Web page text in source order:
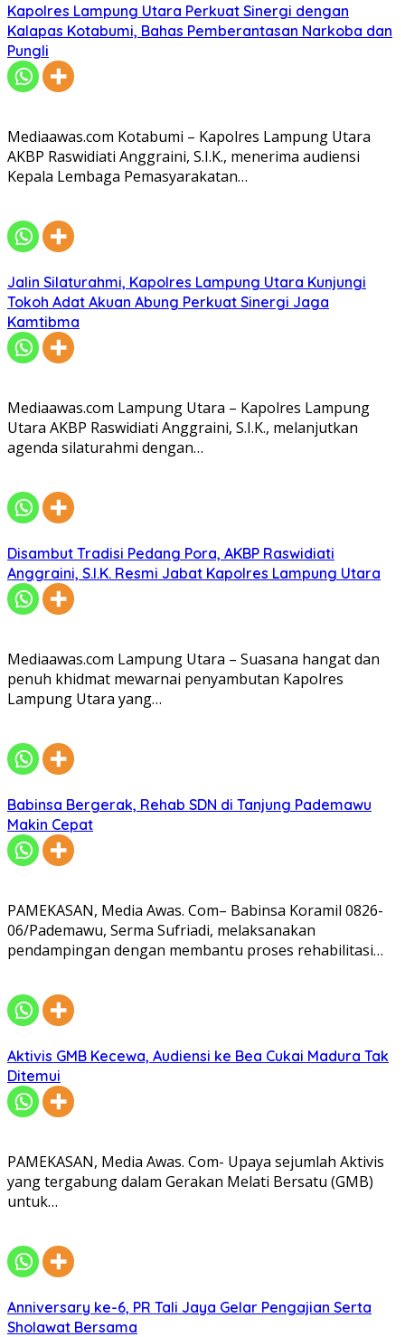
Kapolres Lampung Utara Perkuat Sinergi dengan
Kalapas Kotabumi, Bahas Pemberantasan Narkoba dan
Pungli
Mediaawas.com Kotabumi – Kapolres Lampung Utara
AKBP Raswidiati Anggraini, S.I.K., menerima audiensi
Kepala Lembaga Pemasyarakatan…
Jalin Silaturahmi, Kapolres Lampung Utara Kunjungi
Tokoh Adat Akuan Abung Perkuat Sinergi Jaga
Kamtibma
Mediaawas.com Lampung Utara – Kapolres Lampung
Utara AKBP Raswidiati Anggraini, S.I.K., melanjutkan
agenda silaturahmi dengan…
Disambut Tradisi Pedang Pora, AKBP Raswidiati
Anggraini, S.I.K. Resmi Jabat Kapolres Lampung Utara
Mediaawas.com Lampung Utara – Suasana hangat dan
penuh khidmat mewarnai penyambutan Kapolres
Lampung Utara yang…
Babinsa Bergerak, Rehab SDN di Tanjung Pademawu
Makin Cepat
PAMEKASAN, Media Awas. Com– Babinsa Koramil 0826-
06/Pademawu, Serma Sufriadi, melaksanakan
pendampingan dengan membantu proses rehabilitasi…
Aktivis GMB Kecewa, Audiensi ke Bea Cukai Madura Tak
Ditemui
PAMEKASAN, Media Awas. Com- Upaya sejumlah Aktivis
yang tergabung dalam Gerakan Melati Bersatu (GMB)
untuk…
Anniversary ke-6, PR Tali Jaya Gelar Pengajian Serta
Sholawat Bersama